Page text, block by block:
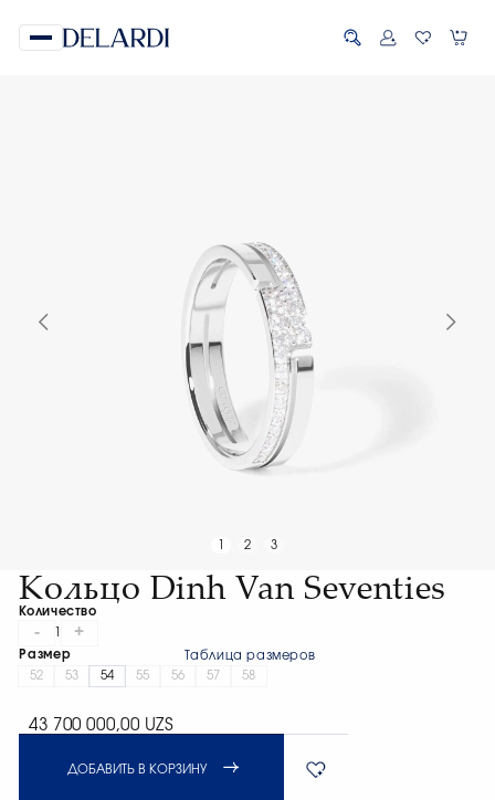
2 3
Кольцо Dinh Van Seventies
Количество
- +
Размер
Таблица размеров
52
53 54 55 56 57 58
43 700 000,00 UZS
ДОБАВИТЬ В КОРЗИНУ